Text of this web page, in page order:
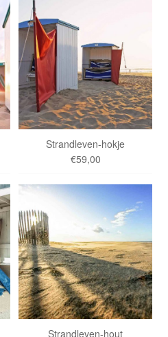
Strandleven-hokje
€59,00
Strandleven-hout